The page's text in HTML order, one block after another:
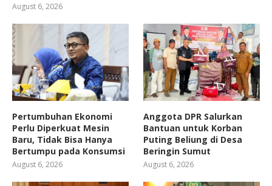
August 6, 2026
Pertumbuhan Ekonomi
Perlu Diperkuat Mesin
Baru, Tidak Bisa Hanya
Bertumpu pada Konsumsi
August 6, 2026
Anggota DPR Salurkan
Bantuan untuk Korban
Puting Beliung di Desa
Beringin Sumut
August 6, 2026